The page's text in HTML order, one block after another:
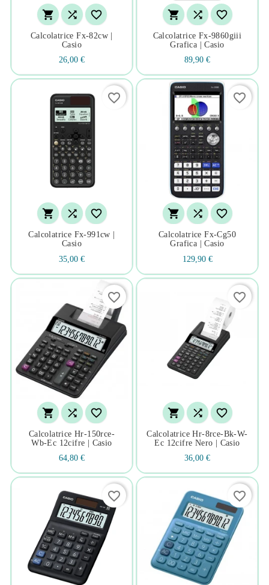
  
Calcolatrice Fx-82cw |
Casio
26,00 €
  
Calcolatrice Fx-9860giii
Grafica | Casio
89,90 €
  
Calcolatrice Fx-991cw |
Casio
35,00 €
favorite_border
  
Calcolatrice Fx-Cg50
Grafica | Casio
129,90 €
favorite_border
  
Calcolatrice Hr-150rce-
Wb-Ec 12cifre | Casio
64,80 €
favorite_border
  
Calcolatrice Hr-8rce-Bk-W-
Ec 12cifre Nero | Casio
36,00 €
favorite_border
favorite_border favorite_border